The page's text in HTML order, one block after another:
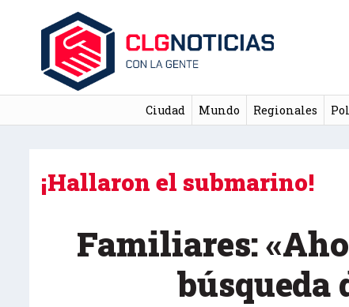
Ciudad Mundo Regionales
¡Hallaron el submarino!
Familiares:
búsqueda